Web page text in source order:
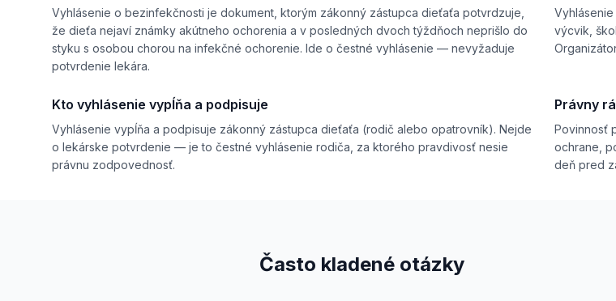
Vyhlásenie o bezinfekčnosti je dokument, ktorým zákonný zástupca dieťaťa potvrdzuje,
že dieťa nejaví známky akútneho ochorenia a v posledných dvoch týždňoch neprišlo do
styku s osobou chorou na infekčné ochorenie. Ide o čestné vyhlásenie — nevyžaduje
potvrdenie lekára.
výcvik,
Kto vyhlásenie vypĺňa a podpisuje
Vyhlásenie vypĺňa a podpisuje zákonný zástupca dieťaťa (rodič alebo opatrovník). Nejde
o lekárske potvrdenie — je to čestné vyhlásenie rodiča, za ktorého pravdivosť nesie
právnu zodpovednosť.
Právny
Povinnosť
ochrane,
deň pred
Často kladené otázky